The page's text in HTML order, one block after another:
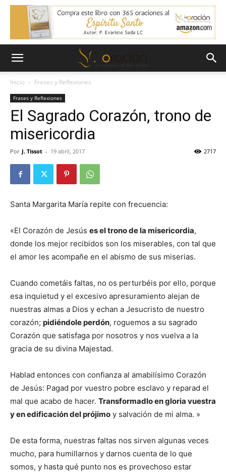
Inicio Frases y Reflexiones
Frases y Reflexiones
El Sagrado Corazón, trono de
misericordia
Por J. Tissot - 19 abril, 2017 2717
Santa Margarita María repite con frecuencia:
«El Corazón de Jesús es el trono de la misericordia,
donde los mejor recibidos son los miserables, con tal que
el amor les acompañe en el abismo de sus miserias.
Cuando cometáis faltas, no os perturbéis por ello, porque
esa inquietud y el excesivo apresuramiento alejan de
nuestras almas a Dios y echan a Jesucristo de nuestro
corazón; pidiéndole perdón, roguemos a su sagrado
Corazón que satisfaga por nosotros y nos vuelva a la
gracia de su divina Majestad.
Hablad entonces con confianza al amabilísimo Corazón
de Jesús: Pagad por vuestro pobre esclavo y reparad el
mal que acabo de hacer. Transformadlo en gloria vuestra
y en edificación del prójimo y salvación de mi alma. »
De esta forma, nuestras faltas nos sirven algunas veces
mucho, para humillarnos y darnos cuenta de lo que
somos, y hasta qué punto nos es provechoso estar